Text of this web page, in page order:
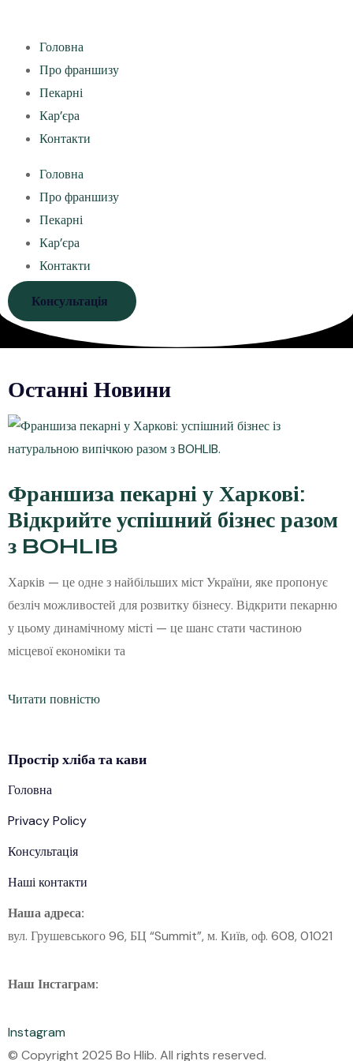
Головна
Про франшизу
Пекарні
Кар’єра
Контакти
Головна
Про франшизу
Пекарні
Кар’єра
Контакти
Консультація
Останні Новини
Франшиза пекарні у Харкові:
Відкрийте успішний бізнес разом
з BOHLIB
Харків — це одне з найбільших міст України, яке пропонує
безліч можливостей для розвитку бізнесу. Відкрити пекарню
у цьому динамічному місті — це шанс стати частиною
місцевої економіки та
Читати повністю
Простірхлібата кави
Головна
Privacy Policy
Консультація
Наші контакти
Наша адреса:
вул. Грушевського 96, БЦ “Summit”, м. Київ, оф. 608, 01021
Наш Інстаграм:
Instagram
© Copyright 2025 Bo Hlib. All rights reserved.